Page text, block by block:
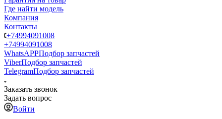
Где найти модель
Компания
Контакты
+74994091008
+74994091008
WhatsAPPПодбор запчастей
ViberПодбор запчастей
TelegramПодбор запчастей
Заказать звонок
Задать вопрос
Войти